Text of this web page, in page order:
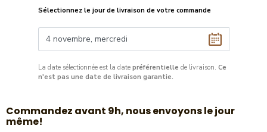
Sélectionnez le jour de livraison de votre commande
La date sélectionnée est la date préférentielle de livraison. Ce
n'est pas une date de livraison garantie.
​Commandez avant 9h, nous envoyons le jour
même!